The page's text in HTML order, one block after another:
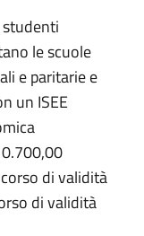
studenti
le scuole
e paritarie e
un ISEE
di validità
di validità